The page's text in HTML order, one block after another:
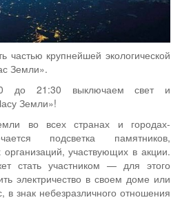
частью крупнейшей экологической
Земли».
до 21:30 выключаем свет и
Земли»!
во всех странах и городах-
подсветка памятников,
участвующих в акции.
стать участником — для этого
электричество в своем доме или
в знак небезразличного отношения